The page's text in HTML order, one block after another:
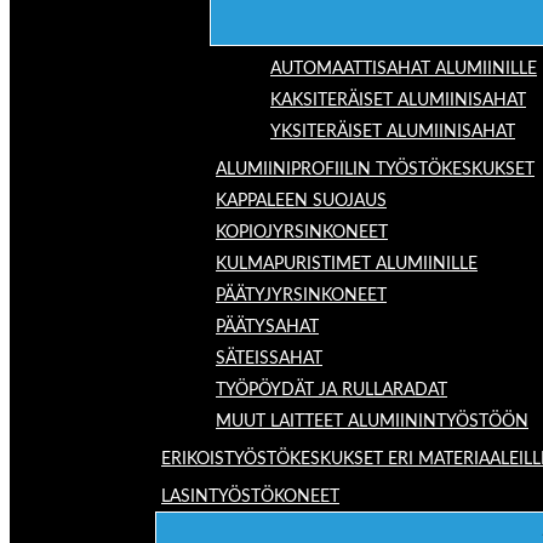
AUTOMAATTISAHAT ALUMIINILLE
KAKSITERÄISET ALUMIINISAHAT
YKSITERÄISET ALUMIINISAHAT
ALUMIINIPROFIILIN TYÖSTÖKESKUKSET
KAPPALEEN SUOJAUS
KOPIOJYRSINKONEET
KULMAPURISTIMET ALUMIINILLE
PÄÄTYJYRSINKONEET
PÄÄTYSAHAT
SÄTEISSAHAT
TYÖPÖYDÄT JA RULLARADAT
MUUT LAITTEET ALUMIININTYÖSTÖÖN
ERIKOISTYÖSTÖKESKUKSET ERI
LASINTYÖSTÖKONEET